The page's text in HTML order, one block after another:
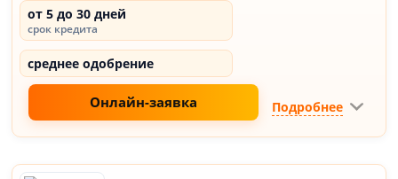
от 5 до 30 дней
срок кредита
среднее одобрение
Онлайн-заявка Подробнее